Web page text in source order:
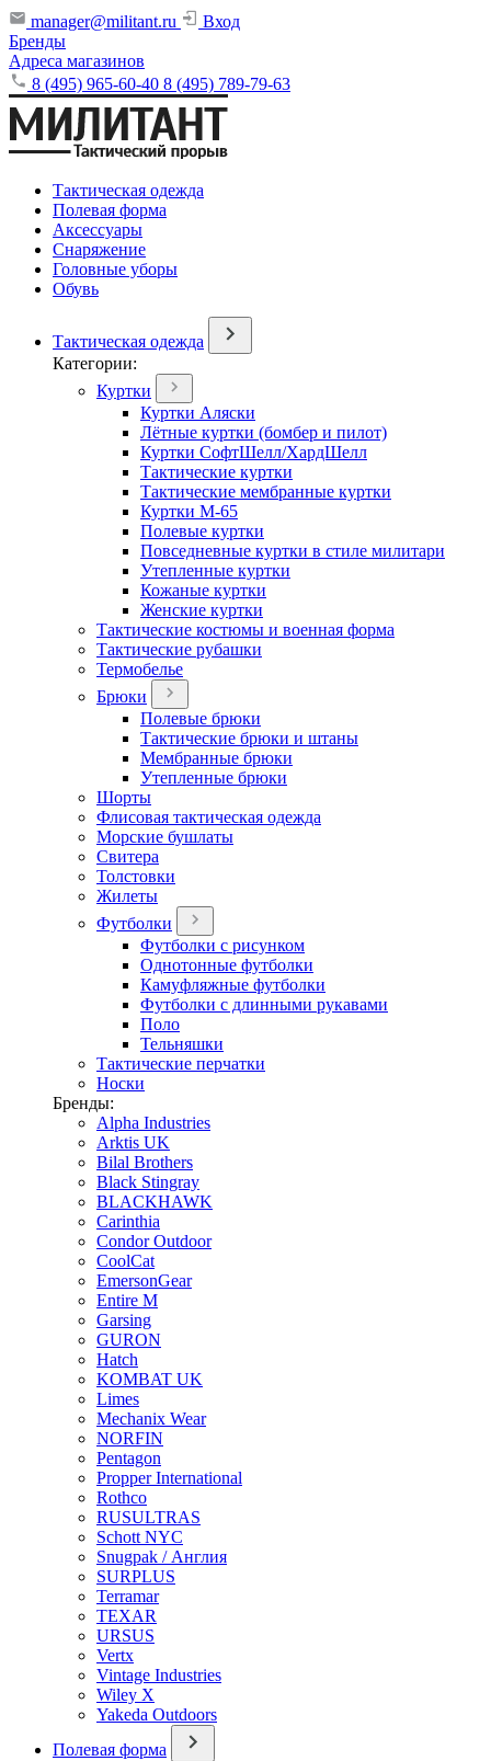
manager@militant.ru
Вход
Бренды
Адреса магазинов
8 (495) 965-60-40 8 (495) 789-79-63
Тактическая одежда
Полевая форма
Аксессуары
Снаряжение
Головные уборы
Обувь
Тактическая одежда
Категории:
Куртки
Куртки Аляски
Лётные куртки (бомбер и пилот)
Куртки СофтШелл/ХардШелл
Тактические куртки
Тактические мембранные куртки
Куртки М-65
Полевые куртки
Повседневные куртки в стиле милитари
Утепленные куртки
Кожаные куртки
Женские куртки
Тактические костюмы и военная форма
Тактические рубашки
Термобелье
Брюки
Полевые брюки
Тактические брюки и штаны
Мембранные брюки
Утепленные брюки
Шорты
Флисовая тактическая одежда
Морские бушлаты
Свитера
Толстовки
Жилеты
Футболки
Футболки с рисунком
Однотонные футболки
Камуфляжные футболки
Футболки с длинными рукавами
Поло
Тельняшки
Тактические перчатки
Носки
Бренды:
Alpha Industries
Arktis UK
Bilal Brothers
Black Stingray
BLACKHAWK
Carinthia
Condor Outdoor
CoolCat
EmersonGear
Entire M
Garsing
GURON
Hatch
KOMBAT UK
Limes
Mechanix Wear
NORFIN
Pentagon
Propper International
Rothco
RUSULTRAS
Schott NYC
Snugpak / Англия
SURPLUS
Terramar
TEXAR
URSUS
Vertx
Vintage Industries
Wiley X
Yakeda Outdoors
Полевая форма